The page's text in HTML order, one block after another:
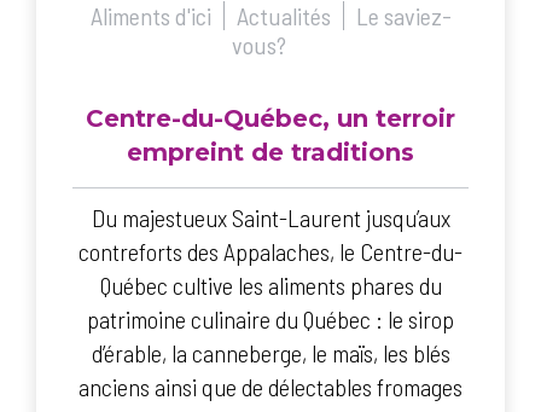
Aliments d'ici Actualités
Le saviez-
vous?
Centre-du-Québec, un terroir
empreint de traditions
Du majestueux Saint-Laurent jusqu’aux
contreforts des Appalaches, le Centre-du-
Québec cultive les aliments phares du
patrimoine culinaire du Québec : le sirop
d’érable, la canneberge, le maïs, les blés
anciens ainsi que de délectables fromages